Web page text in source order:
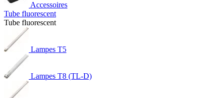
Accessoires
Tube fluorescent
Tube fluorescent
Lampes T5
Lampes T8 (TL-D)